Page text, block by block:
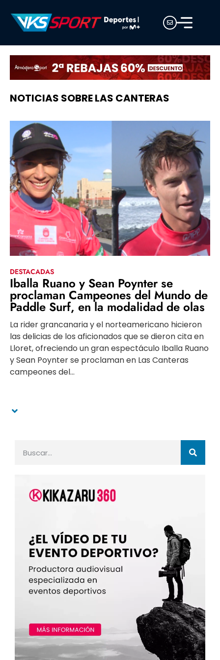
NOTICIAS SOBRE LAS CANTERAS
DESTACADAS
Iballa Ruano y Sean Poynter se
proclaman Campeones del Mundo de
Paddle Surf, en la modalidad de olas
La rider grancanaria y el norteamericano hicieron
las delicias de los aficionados que se dieron cita en
Lloret, ofreciendo un gran espectáculo Iballa Ruano
y Sean Poynter se proclaman en Las Canteras
campeones del...